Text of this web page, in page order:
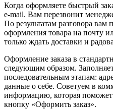
Когда оформляете быстрый
e-mail. Вам перезвонит
По результатам разговора вам
оформления товара на почту
только ждать доставки и
Оформление заказа в
следующим образом.
последовательным этапам:
данные о себе. Советуем в
информацию, которая
кнопку «Оформить заказ».